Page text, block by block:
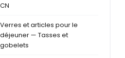
CN
Verres et articles pour le
déjeuner — Tasses et
gobelets